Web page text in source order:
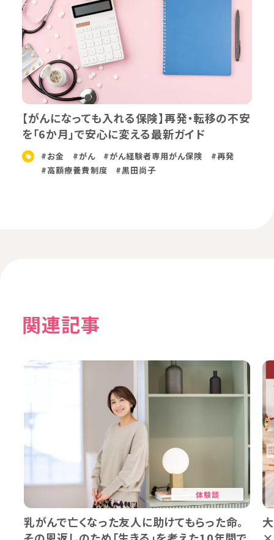
【がんになっても入れる保険】再発・転移の不安
を「6か月」で安心に変える最新ガイド
#お金 #がん #がん経験者専用がん保険
#再発
#高額療養費制度
#黒田尚子
関連記事
体験談
乳がんで亡くなった友人に助けてもらった命。